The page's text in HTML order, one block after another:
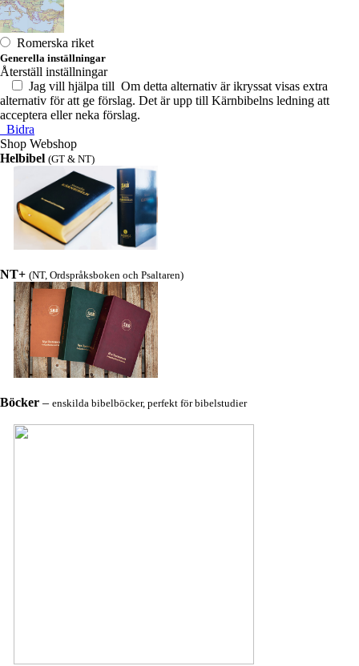
Romerska riket
Generella inställningar
Återställ inställningar
Jag vill hjälpa till Om detta alternativ är ikryssat visas extra
alternativ för att ge förslag. Det är upp till Kärnbibelns ledning att
acceptera eller neka förslag.
Bidra
Shop Webshop
Helbibel (GT & NT)
NT+ (NT, Ordspråksboken och Psaltaren)
Böcker – enskilda bibelböcker, perfekt för bibelstudier